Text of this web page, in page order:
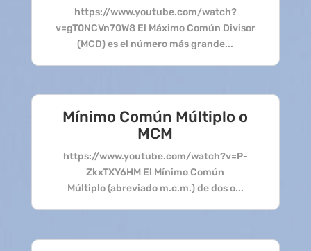
https://www.youtube.com/watch?
v=gT0NCVn70W8 El Máximo Común Divisor
(MCD) es el número más grande...
Mínimo Común Múltiplo o
MCM
https://www.youtube.com/watch?v=P-
ZkxTXY6HM El Mínimo Común
Múltiplo (abreviado m.c.m.) de dos o...